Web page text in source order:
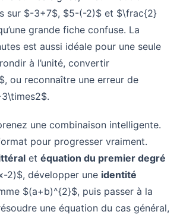
sur $-3+7$, $5-(-2)$ et $\frac{2}
grande fiche confuse. La
est aussi idéale pour une seule
à l’unité, convertir
ou reconnaître une erreur de
une combinaison intelligente.
pour progresser vraiment.
et équation du premier degré
2)$, développer une identité
$(a+b)^{2}$, puis passer à la
une équation du cas général,